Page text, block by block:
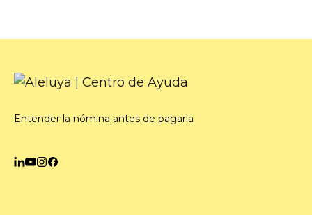
Entender la nómina antes de pagarla